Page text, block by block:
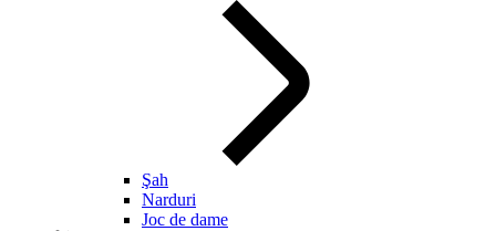
Şah
Narduri
Joc de dame